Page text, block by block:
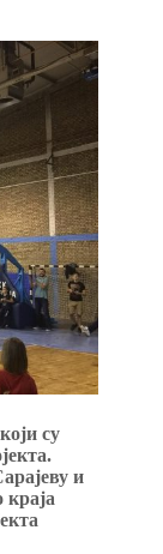
су
и
краја